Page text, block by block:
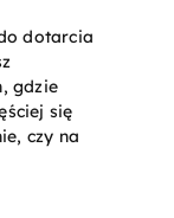
dotarcia
gdzie
się
czy na